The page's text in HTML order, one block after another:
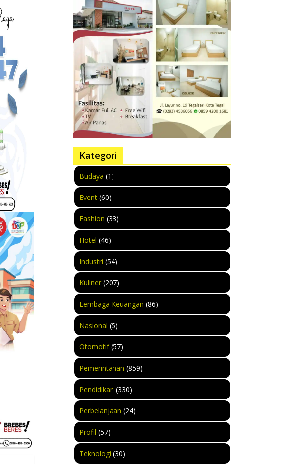
Kategori
Budaya (1)
Event(60)
Fashion (33)
Hotel (46)
Industri (54)
Kuliner(207)
Lembaga Keuangan (86)
Nasional (5)
Otomotif(57)
Pemerintahan (859)
Pendidikan (330)
Perbelanjaan (24)
Profil (57)
Teknologi (30)